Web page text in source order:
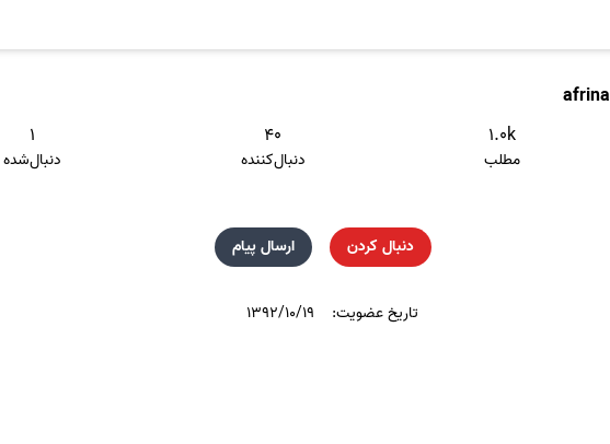
afrina
۱.۰k
مطلب
۴۰
دنبال‌کننده
۱
دنبال‌شده
دنبال کردن ارسال پیام
تاریخ عضویت: ۱۳۹۲/۱۰/۱۹